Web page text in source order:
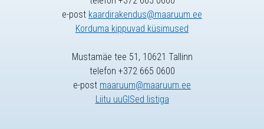
e-post kaardirakendus@maaruum.ee
Korduma kippuvad küsimused
Mustamäe tee 51, 10621 Tallinn
telefon +372 665 0600
e-post maaruum@maaruum.ee
Liitu uuGISed listiga